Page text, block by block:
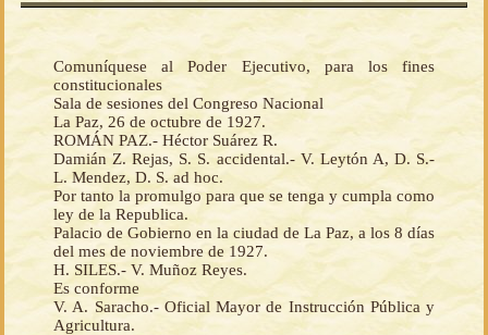
Comuníquese al Poder Ejecutivo, para los fines
constitucionales
Sala de sesiones del Congreso Nacional
La Paz, 26 de octubre de 1927.
ROMÁN PAZ.- Héctor Suárez R.
Damián Z. Rejas, S. S. accidental.- V. Leytón A, D. S.-
L. Mendez, D. S. ad hoc.
Por tanto la promulgo para que se tenga y cumpla como
ley de la Republica.
Palacio de Gobierno en la ciudad de La Paz, a los 8 días
del mes de noviembre de 1927.
H. SILES.- V. Muñoz Reyes.
Es conforme
V. A. Saracho.- Oficial Mayor de Instrucción Pública y
Agricultura.